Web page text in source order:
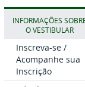
INFORMAÇÕES
O VESTIBULAR
Inscreva-se /
Acompanhe sua
Inscrição